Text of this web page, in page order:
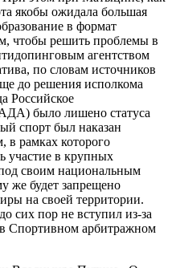
якобы ожидала большая
в формат
чтобы решить проблемы в
агентством
по словам источников
до решения исполкома
Российское
было лишено статуса
спорт был наказан
в рамках которого
участие в крупных
своим национальным
же будет запрещено
на своей территории.
сих пор не вступил из-за
Спортивном арбитражном